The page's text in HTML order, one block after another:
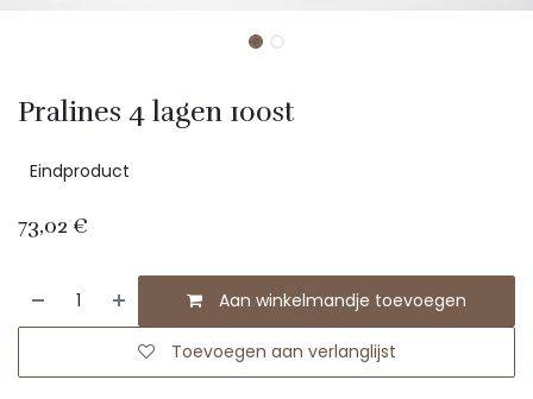
Pralines 4 lagen 100st
Eindproduct
73,02 €
Aan winkelmandje toevoegen
Toevoegen aan verlanglijst